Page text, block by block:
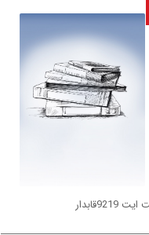
9219قابدار